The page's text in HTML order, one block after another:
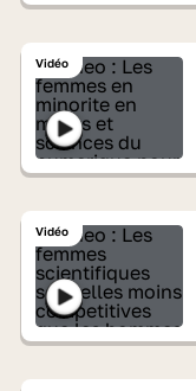
Vidéo
Vidéo